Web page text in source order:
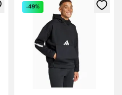
alebo registráciu ako člen
Otvorí modál na prihlásenie
-49%